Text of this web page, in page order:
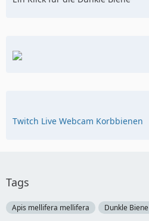
Twitch Live Webcam Korbbienen
Tags
Apis mellifera mellifera Dunkle Biene